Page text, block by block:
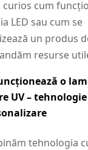
curios cum
LED sau cum se
un produs
resurse
o
UV –
tehnologia